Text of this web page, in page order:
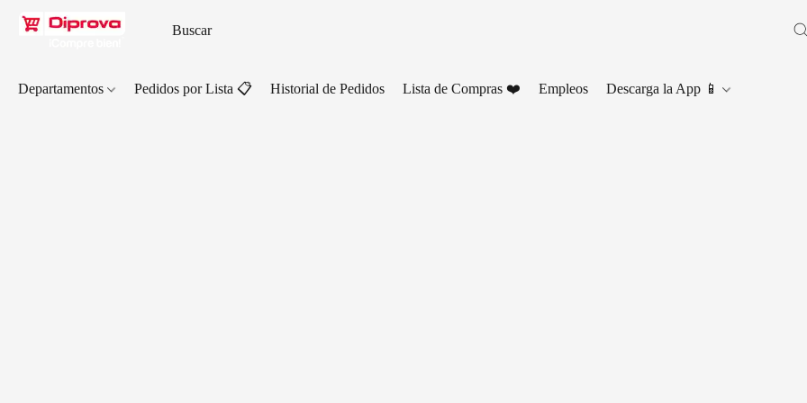
Departamentos Pedidos por Lista 📋 Historial de Pedidos Lista de Compras ❤️ Empleos Descarga la App 📱